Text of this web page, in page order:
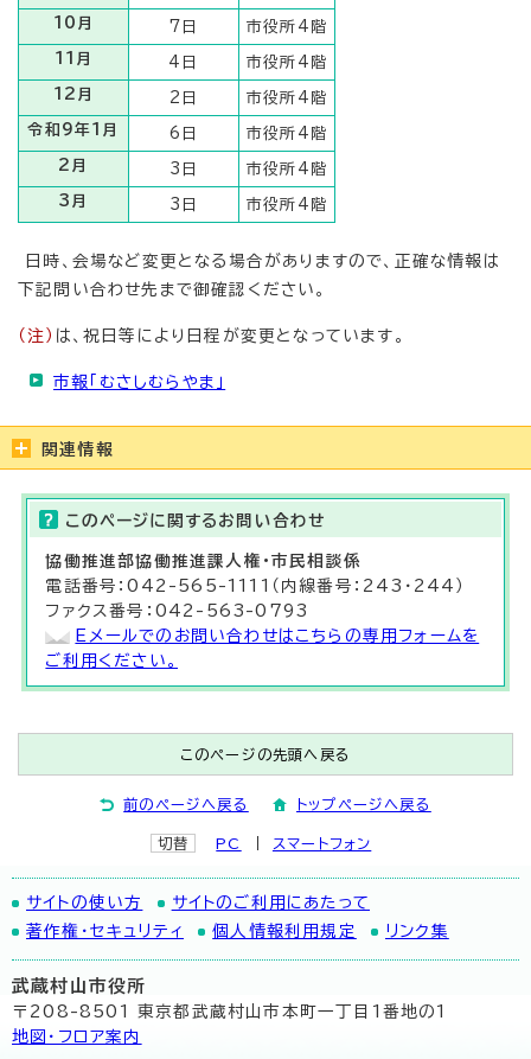
10月 7日 市役所4階
11月 4日 市役所4階
12月 2日 市役所4階
令和9年1月 6日 市役所4階
2月 3日 市役所4階
3月 3日 市役所4階
日時、会場など変更となる場合がありますので、正確な情報は
下記問い合わせ先まで御確認ください。
（注） は、祝日等により日程が変更となっています。
市報「むさしむらやま」
関連情報
このページに関する お問い合わせ
協働推進部協働推進課 人権・市民相談係
電話番号：042-565-1111（内線番号：243・244）
ファクス番号：042-563-0793
Eメールでのお問い合わせはこちらの専用フォームを
ご利用ください。
このページの先頭へ戻る
前のページへ戻る トップページへ戻る
切替 PC スマートフォン
サイトの使い方
サイトのご利用にあたって
著作権・セキュリティ
個人情報利用規定 リンク集
武蔵村山市役所
〒208-8501 東京都武蔵村山市本町一丁目1番地の1
地図･フロア案内